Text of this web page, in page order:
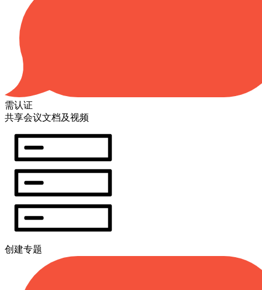
需认证
共享会议文档及视频
创建专题